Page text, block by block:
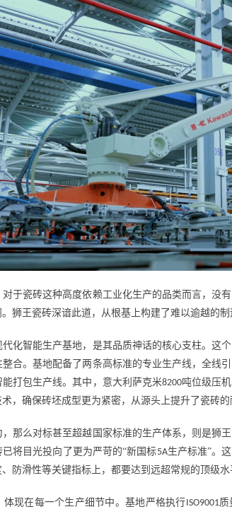
于瓷砖这种高度依赖工业化生产的品类而言，没
狮王瓷砖深谙此道，从根基上构建了难以逾越的制
化智能生产基地，是其品质神话的核心支柱。这
合。基地配备了两条高标准的专业生产线，全线
打包生产线。其中，意大利萨克米8200吨位级压
，确保砖坯成型更为紧密，从源头上提升了瓷砖的
那么对标甚至超越国家标准的生产体系，则是狮
将目光投向了更为严苛的“新国标5A生产标准”。
防滑性等关键指标上，都要达到远超常规的顶级水
现在每一个生产细节中。基地严格执行 ISO9001质